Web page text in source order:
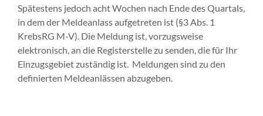
Spätestens jedoch acht Wochen nach Ende des Quartals,
in dem der Meldeanlass aufgetreten ist (§3 Abs. 1
KrebsRG M-V). Die Meldung ist, vorzugsweise
elektronisch, an die Registerstelle zu senden, die für Ihr
Einzugsgebiet zuständig ist. Meldungen sind zu den
definierten Meldeanlässen abzugeben.